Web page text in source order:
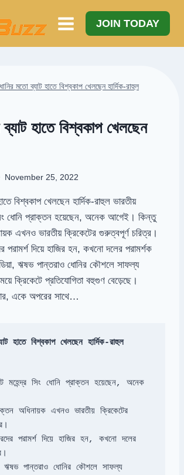
JOIN TODAY
মতো ব্যাট হাতে বিশ্বকাপ খেলছেন হার্দিক-রাহুল
হাতে বিশ্বকাপ খেলছেন
November 25, 2022
বিশ্বকাপ খেলছেন হার্দিক-রাহুল ভারতীয়
ধোনি প্রাক্তন হয়েছেন, অনেক আগেই। কিন্তু
এখনও ভারতীয় ক্রিকেটের গুরুত্বপূর্ণ চরিত্র।
পরামর্শ দিয়ে হাজির হন, কখনো দলের পরামর্শক
ঋষভ পান্তরাও ধোনির কৌশলে সাফল্য
ক্রিকেটে প্রতিযোগিতা বহুগুণ বেড়েছে।
একে অপরের সাথে…
হাতে বিশ্বকাপ খেলছেন হার্দিক-রাহুল
মহেন্দ্র সিং ধোনি প্রাক্তন হয়েছেন, অনেক
অধিনায়ক এখনও ভারতীয় ক্রিকেটের
পরামর্শ দিয়ে হাজির হন, কখনো দলের
ঋষভ পান্তরাও ধোনির কৌশলে সাফল্য